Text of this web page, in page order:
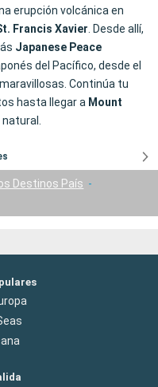
erupción volcánica en
Francis Xavier. Desde allí,
Japanese Peace
del Pacífico, desde el
Continúa tu
hasta llegar a Mount
Destinos País